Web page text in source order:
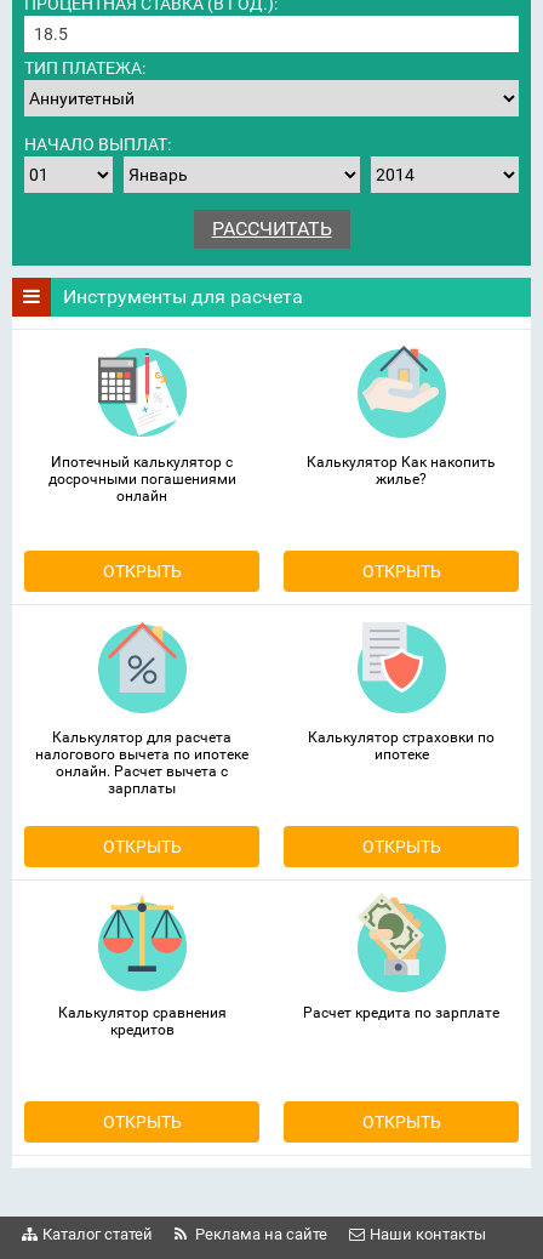
ТИП ПЛАТЕЖА:
НАЧАЛО ВЫПЛАТ:
Инструменты для расчета
Ипотечный калькулятор с
досрочными погашениями
онлайн
ОТКРЫТЬ
Калькулятор Как накопить
жилье?
ОТКРЫТЬ
Калькулятор для расчета
налогового вычета по ипотеке
онлайн. Расчет вычета с
зарплаты
ОТКРЫТЬ
Калькулятор страховки по
ипотеке
ОТКРЫТЬ
Калькулятор сравнения
кредитов
ОТКРЫТЬ
Расчет кредита по зарплате
ОТКРЫТЬ
Каталог статей Реклама на сайте
Наши контакты